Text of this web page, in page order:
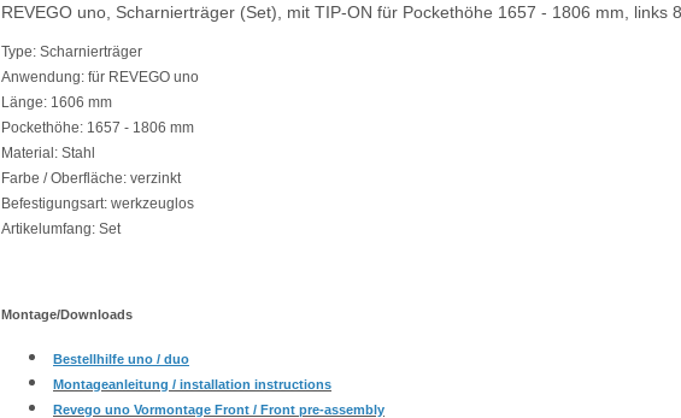
REVEGO uno, Scharnierträger (Set), mit TIP-ON für Pockethöhe 1657 - 1806 mm, links
Type: Scharnierträger
Anwendung: für REVEGO uno
Länge: 1606 mm
Pockethöhe: 1657 - 1806 mm
Material: Stahl
Farbe / Oberfläche: verzinkt
Befestigungsart: werkzeuglos
Artikelumfang: Set
Montage/Downloads
Bestellhilfe uno / duo
Montageanleitung / installation instructions
Revego uno Vormontage Front / Front pre-assembly